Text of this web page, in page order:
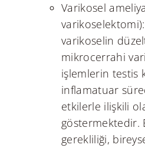
Varikosel
varikoselektomi):
varikoselin
mikrocerrahi
işlemlerin testis
inflamatuar
etkilerle ilişkili
göstermektedir.
gerekliliği,